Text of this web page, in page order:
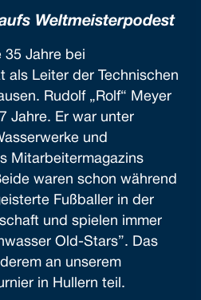
Weltmeisterpodest
35 Jahre bei
als Leiter der Technischen
Rudolf „Rolf“ Meyer
Jahre. Er war unter
und
Mitarbeitermagazins
waren schon während
Fußballer in der
und spielen immer
Old-Stars”. Das
an unserem
in Hullern teil.